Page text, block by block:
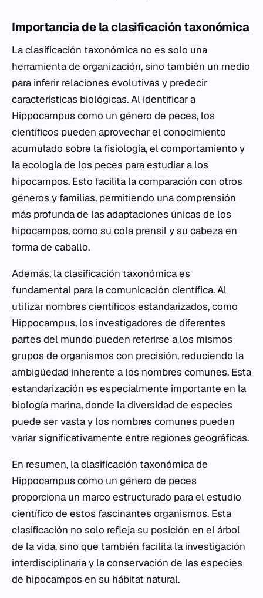
Importancia de la clasificación taxonómica
La clasificación taxonómica no es solo una
herramienta de organización, sino también un medio
para inferir relaciones evolutivas y predecir
características biológicas. Al identificar a
Hippocampus como un género de peces, los
científicos pueden aprovechar el conocimiento
acumulado sobre la fisiología, el comportamiento y
la ecología de los peces para estudiar a los
hipocampos. Esto facilita la comparación con otros
géneros y familias, permitiendo una comprensión
más profunda de las adaptaciones únicas de los
hipocampos, como su cola prensil y su cabeza en
forma de caballo.
Además, la clasificación taxonómica es
fundamental para la comunicación científica. Al
utilizar nombres científicos estandarizados, como
Hippocampus, los investigadores de diferentes
partes del mundo pueden referirse a los mismos
grupos de organismos con precisión, reduciendo la
ambigüedad inherente a los nombres comunes. Esta
estandarización es especialmente importante en la
biología marina, donde la diversidad de especies
puede ser vasta y los nombres comunes pueden
variar significativamente entre regiones geográficas.
En resumen, la clasificación taxonómica de
Hippocampus como un género de peces
proporciona un marco estructurado para el estudio
científico de estos fascinantes organismos. Esta
clasificación no solo refleja su posición en el árbol
de la vida, sino que también facilita la investigación
interdisciplinaria y la conservación de las especies
de hipocampos en su hábitat natural.